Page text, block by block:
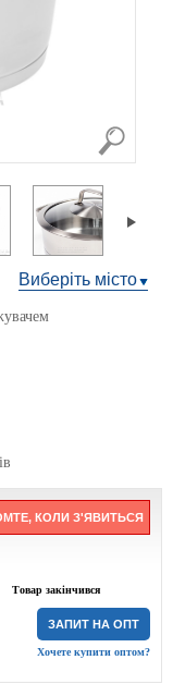
Виберіть місто
КОЛИ З'ЯВИТЬСЯ
Товар закінчився
ЗАПИТ НА ОПТ
Хочете купити оптом?